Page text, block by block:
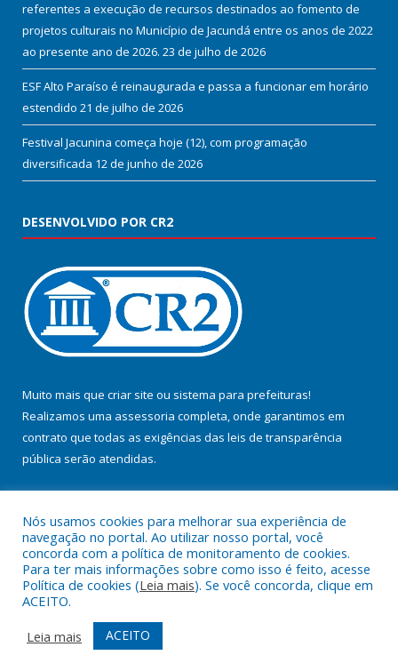
referentes a execução de recursos destinados ao fomento de
projetos culturais no Município de Jacundá entre os anos de 2022
ao presente ano de 2026. 23 de julho de 2026
ESF Alto Paraíso é reinaugurada e passa a funcionar em horário
estendido 21 de julho de 2026
Festival Jacunina começa hoje (12), com programação
diversificada 12 de junho de 2026
DESENVOLVIDO POR CR2
Muito mais que criar site ou sistema para prefeituras!
Realizamos uma assessoria completa, onde garantimos em
contrato que todas as exigências das leis de transparência
pública serão atendidas.
Todos os direitos reservados a Prefeitura Municipal de Jacundá.
Mapa do Site
Acessar Área Administrativa
Acessar Webmail
Nós usamos cookies para melhorar sua experiência de
navegação no portal. Ao utilizar nosso portal, você
concorda com a política de monitoramento de cookies.
Para ter mais informações sobre como isso é feito, acesse
Política de cookies (Leia mais). Se você concorda, clique em
ACEITO.
Leia mais
ACEITO